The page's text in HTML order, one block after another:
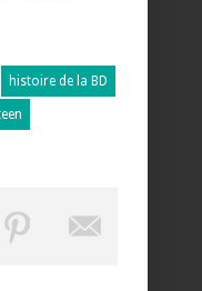
histoire de la BD